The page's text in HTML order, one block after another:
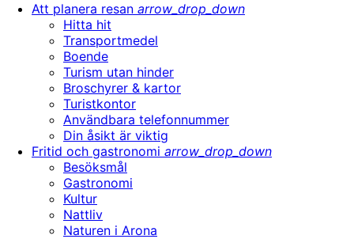
Att planera resan arrow_drop_down
Hitta hit
Transportmedel
Boende
Turism utan hinder
Broschyrer & kartor
Turistkontor
Användbara telefonnummer
Din åsikt är viktig
Fritid och gastronomi arrow_drop_down
Besöksmål
Gastronomi
Kultur
Nattliv
Naturen i Arona